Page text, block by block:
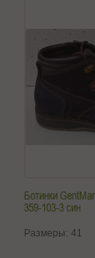
Ботинки
359-103-3 син
Размеры: 41